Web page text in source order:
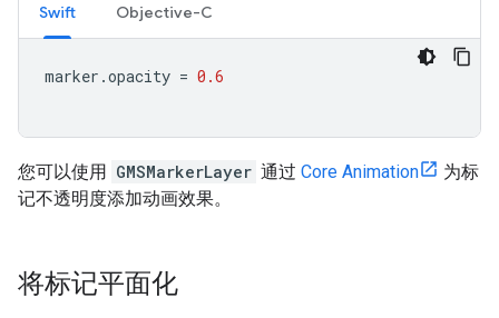
Swift Objective-C
marker .opacity = 0.6
您可以使用 GMSMarkerLayer 通过 Core Animation
为标
记不透明度添加动画效果。
将标记平面化